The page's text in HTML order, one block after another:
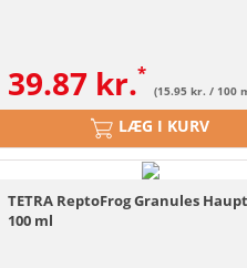
39.87 kr. (15.95 kr. / 100
LÆG I KURV
TETRA ReptoFrog Granules
100 ml